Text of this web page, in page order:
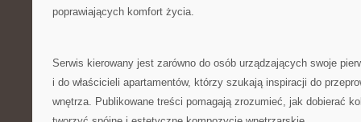
poprawiających komfort życia.
Serwis kierowany jest zarówno do osób urządzających swoje
i do właścicieli apartamentów, którzy szukają inspiracji do
wnętrza. Publikowane treści pomagają zrozumieć, jak dobierać